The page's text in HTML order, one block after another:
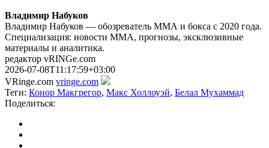
Владимир Набуков
Владимир Набуков — обозреватель ММА и бокса с 2020 года.
Специализация: новости ММА, прогнозы, эксклюзивные
материалы и аналитика.
редактор vRINGe.com
2026-07-08T11:17:59+03:00
VRinge.com vringe.com
Теги: Конор Макгрегор, Макс Холлоуэй, Белал Мухаммад
Поделиться: